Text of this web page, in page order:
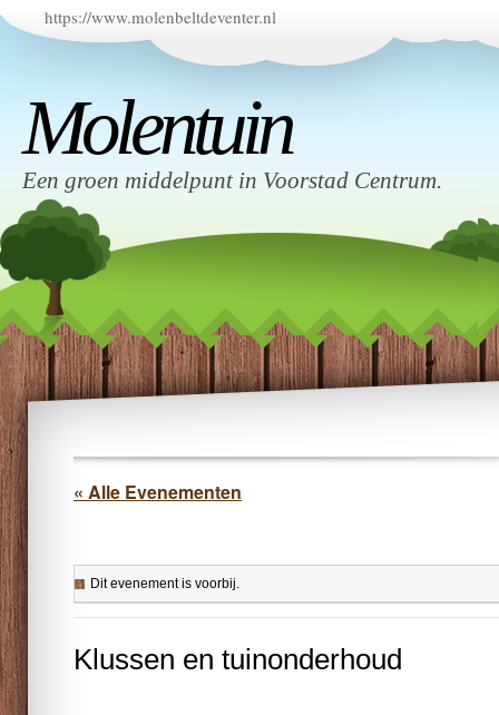
https://www.molenbeltdeventer.nl
Molentuin
Een groen middelpunt in Voorstad Centrum.
« Alle Evenementen
Dit evenement is voorbij.
Klussen en tuinonderhoud